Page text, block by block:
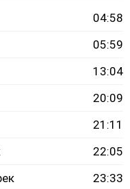
04:58
05:59
13:04
20:09
21:11
22:05
23:33